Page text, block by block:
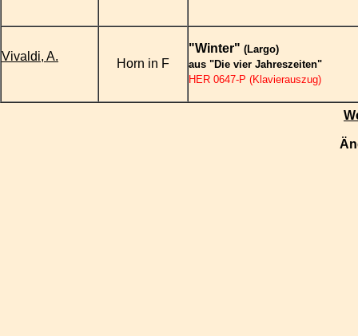
Vivaldi, A.
Horn in F
"Winter" (Largo)
aus "Die vier Jahreszeiten"
HER 0647-P (Klavierauszug)